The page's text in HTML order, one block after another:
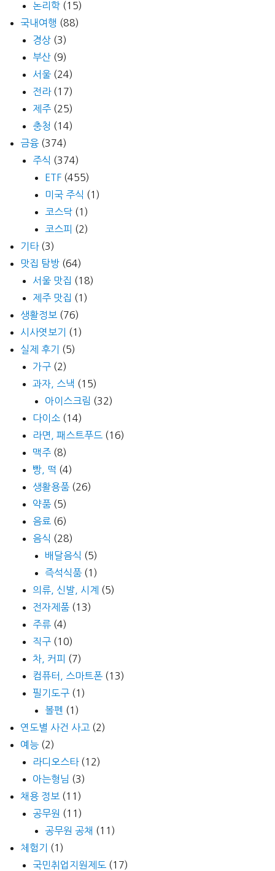
논리학 (15)
국내여행 (88)
경상 (3)
부산 (9)
서울 (24)
전라(17)
제주 (25)
충청 (14)
금융 (374)
주식 (374)
ETF (455)
미국 주식 (1)
코스닥 (1)
코스피 (2)
기타(3)
맛집 탐방 (64)
서울 맛집 (18)
제주 맛집 (1)
생활정보 (76)
시사엿보기
(1)
실제 후기
(5)
가구 (2)
과자, 스낵 (15)
아이스크림 (32)
다이소 (14)
라면, 패스트푸드 (16)
맥주 (8)
빵, 떡 (4)
생활용품 (26)
약품 (5)
음료 (6)
음식 (28)
배달음식 (5)
즉석식품 (1)
의류, 신발, 시계
(5)
전자제품 (13)
주류 (4)
직구 (10)
차, 커피 (7)
컴퓨터, 스마트폰 (13)
필기도구 (1)
볼펜 (1)
연도별 사건 사고 (2)
예능 (2)
라디오스타(12)
아는형님 (3)
채용 정보 (11)
공무원 (11)
공무원 공채 (11)
체험기
(1)
국민취업지원제도 (17)